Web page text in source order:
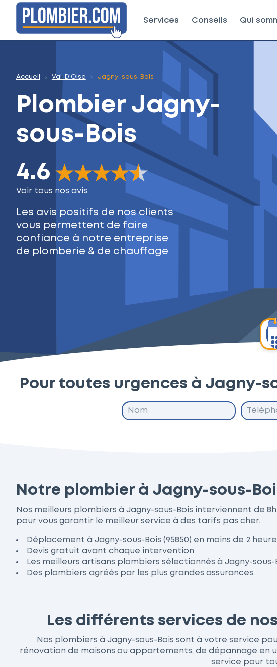
Services Conseils Qui
Accueil Val-D'Oise Jagny-sous-Bois
Plombier Jagny-
sous-Bois
4.6
The rating of this product is4.6out of 5
Voir tous nos avis
Les avis positifs de nos clients
vous permettent de faire
confiance à notre entreprise
de plomberie & de chauffage
Pour toutes urgences à Jagny-
Notre plombier à Jagny-sous-
Nos meilleurs plombiers à Jagny-sous-Bois interviennent de
pour vous garantir le meilleur service à des tarifs pas cher.
Déplacement à Jagny-sous-Bois (95850) en moins de 2
Devis gratuit avant chaque intervention
Les meilleurs artisans plombiers sélectionnés à Jagny-sous-
Des plombiers agréés par les plus grandes assurances
Les différents services de
Nos plombiers à Jagny-sous-Bois sont à votre service
rénovation de maisons ou appartements, de dépannage en
service pour